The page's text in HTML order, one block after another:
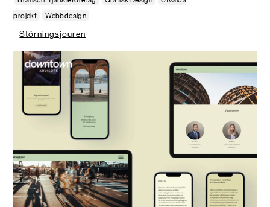
projekt
Webbdesign
Störningsjouren